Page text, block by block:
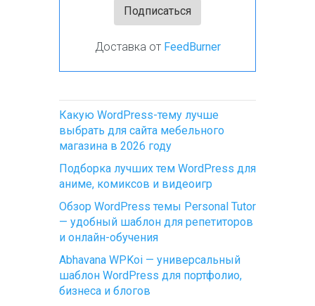
Доставка от FeedBurner
Какую WordPress-тему лучше
выбрать для сайта мебельного
магазина в 2026 году
Подборка лучших тем WordPress для
аниме, комиксов и видеоигр
Обзор WordPress темы Personal Tutor
— удобный шаблон для репетиторов
и онлайн-обучения
Abhavana WPKoi — универсальный
шаблон WordPress для портфолио,
бизнеса и блогов